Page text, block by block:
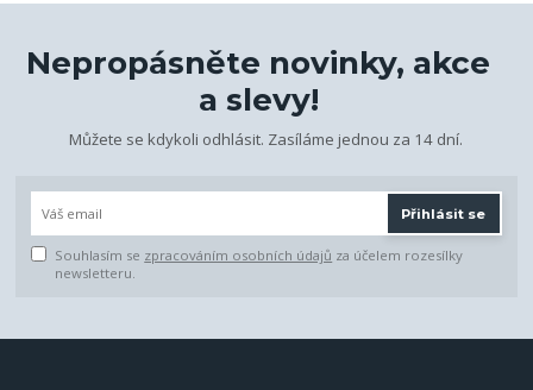
Nepropásněte novinky, akce
a slevy!
Můžete se kdykoli odhlásit. Zasíláme jednou za 14 dní.
Přihlásit se
Souhlasím se zpracováním osobních údajů za účelem rozesílky
newsletteru.